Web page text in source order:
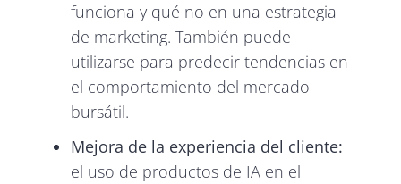
funciona y qué no en una estrategia
de marketing. También puede
utilizarse para predecir tendencias en
el comportamiento del mercado
bursátil.
Mejora de la experiencia del cliente:
el uso de productos de IA en el